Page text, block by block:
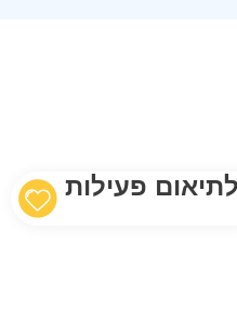
לתיאום פעילות